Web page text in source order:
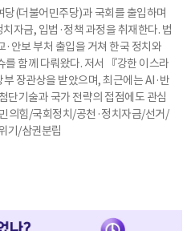
당(더불어민주당)과 국회를 출입하며
자금, 입법·정책 과정을 취재한다. 법
·안보 부처 출입을 거쳐 한국 정치와
를 함께 다뤄왔다. 저서 『강한 이스라
장관상을 받았으며, 최근에는 AI·반
단기술과 국가 전략의 접점에도 관심
의힘/국회정치/공천·정치자금/선거/
기/삼권분립